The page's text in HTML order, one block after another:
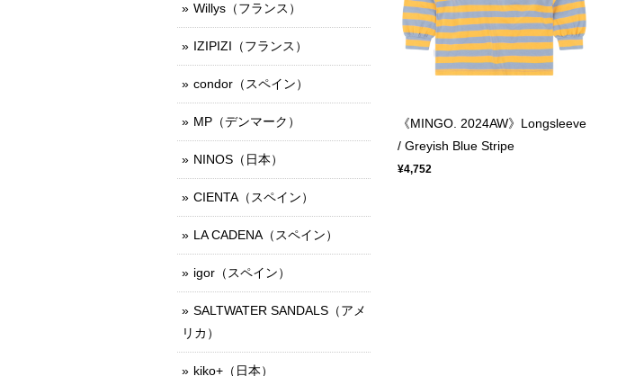
《MINGO. 2024AW》Longsleeve
/ Greyish Blue Stripe
¥4,752
Willys（フランス）
IZIPIZI（フランス）
condor（スペイン）
MP（デンマーク）
NINOS（日本）
CIENTA（スペイン）
LA CADENA（スペイン）
igor（スペイン）
SALTWATER SANDALS（アメ
リカ）
kiko+（日本）